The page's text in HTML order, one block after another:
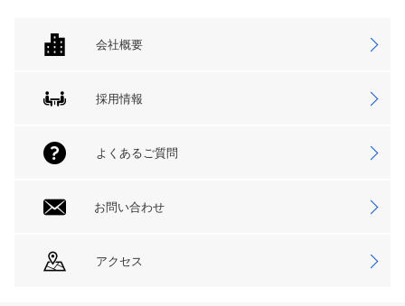
会社概要
採用情報
よくあるご質問
お問い合わせ
アクセス